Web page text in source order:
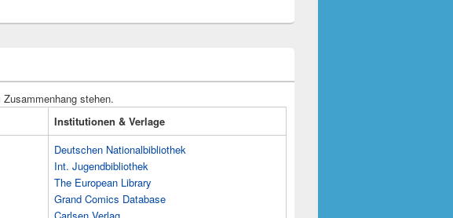
stehen.
Institutionen & Verlage
Deutschen Nationalbibliothek
Int. Jugendbibliothek
The European Library
Grand Comics Database